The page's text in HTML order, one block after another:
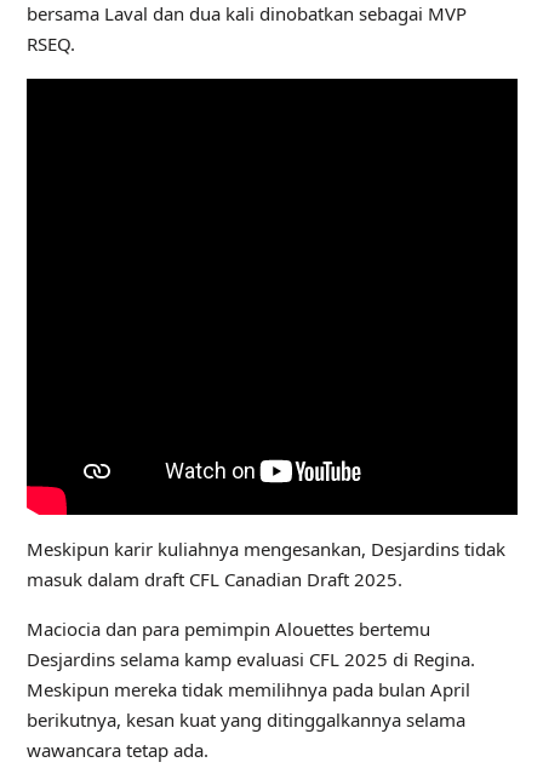
bersama Laval dan dua kali dinobatkan sebagai MVP
RSEQ.
Meskipun karir kuliahnya mengesankan, Desjardins tidak
masuk dalam draft CFL Canadian Draft 2025.
Maciocia dan para pemimpin Alouettes bertemu
Desjardins selama kamp evaluasi CFL 2025 di Regina.
Meskipun mereka tidak memilihnya pada bulan April
berikutnya, kesan kuat yang ditinggalkannya selama
wawancara tetap ada.